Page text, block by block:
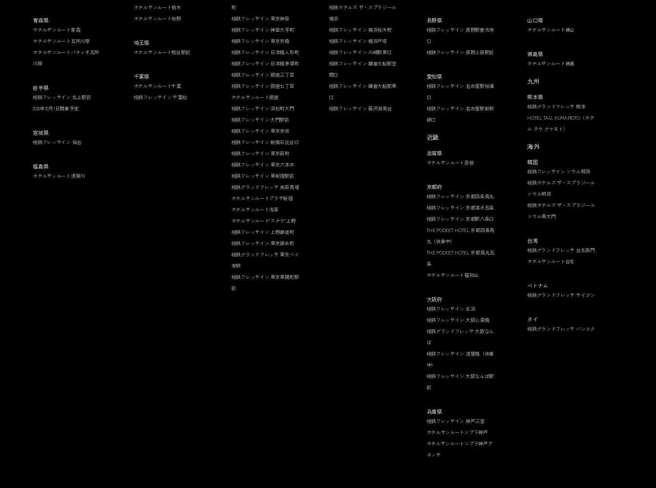
青森県
ホテルサンルート青森
ホテルサンルート五所川原
ホテルサンルートパティオ五所
川原
岩手県
相鉄フレッサイン 北上駅前
2026年10月1日開業予定
宮城県
相鉄フレッサイン 仙台
福島県
ホテルサンルート須賀川
ホテルサンルート栃木
ホテルサンルート佐野
埼玉県
ホテルサンルート熊谷駅前
千葉県
ホテルサンルート千葉
相鉄フレッサイン 千葉柏
町
相鉄フレッサイン 東京神田
相鉄フレッサイン 神田大手町
相鉄フレッサイン 東京京橋
相鉄フレッサイン 日本橋人形町
相鉄フレッサイン 日本橋茅場町
相鉄フレッサイン 銀座三丁目
相鉄フレッサイン 銀座七丁目
ホテルサンルート銀座
相鉄フレッサイン 浜松町大門
相鉄フレッサイン 大門駅前
相鉄フレッサイン 東京赤坂
相鉄フレッサイン 新橋日比谷口
相鉄フレッサイン 東京田町
相鉄フレッサイン 東京六本木
相鉄フレッサイン 東新宿駅前
相鉄グランドフレッサ 高田馬場
ホテルサンルートプラザ新宿
ホテルサンルート浅草
ホテルサンルート"ステラ"上野
相鉄フレッサイン 上野御徒町
相鉄フレッサイン 東京錦糸町
相鉄グランドフレッサ 東京ベイ
有明
相鉄フレッサイン 東京東陽町駅
前
相鉄ホテルズ ザ・スプラジール
横浜
相鉄フレッサイン 横浜桜木町
相鉄フレッサイン 横浜戸塚
相鉄フレッサイン 川崎駅東口
相鉄フレッサイン 鎌倉大船駅笠
間口
相鉄フレッサイン 鎌倉大船駅東
口
相鉄フレッサイン 藤沢湘南台
長野県
相鉄フレッサイン 長野駅善光寺
口
相鉄フレッサイン 長野上田駅前
愛知県
相鉄フレッサイン 名古屋駅桜通
口
相鉄フレッサイン 名古屋駅新幹
線口
近畿
滋賀県
ホテルサンルート彦根
京都府
相鉄フレッサイン 京都四条烏丸
相鉄フレッサイン 京都清水五条
相鉄フレッサイン 京都駅八条口
THE POCKET HOTEL 京都四条烏
丸（休業中）
THE POCKET HOTEL 京都烏丸五
条
ホテルサンルート福知山
大阪府
相鉄フレッサイン 北浜
相鉄フレッサイン 大阪心斎橋
相鉄グランドフレッサ 大阪なん
ば
相鉄フレッサイン 淀屋橋（休業
中）
相鉄フレッサイン 大阪なんば駅
前
兵庫県
相鉄フレッサイン 神戸三宮
ホテルサンルートソプラ神戸
ホテルサンルートソプラ神戸ア
ネッサ
山口県
ホテルサンルート徳山
徳島県
ホテルサンルート徳島
九州
熊本県
相鉄グランドフレッサ 熊本
HOTEL TAU, KUMAMOTO（ホテ
ル タウ クマモト）
海外
韓国
相鉄フレッサイン ソウル明洞
相鉄ホテルズ ザ・スプラジール
ソウル明洞
相鉄ホテルズ ザ・スプラジール
ソウル東大門
台湾
相鉄グランドフレッサ 台北西門
ホテルサンルート台北
ベトナム
相鉄グランドフレッサ サイゴン
タイ
相鉄グランドフレッサ バンコク